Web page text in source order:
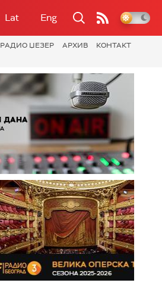
Lat Eng
РАДИО ЏЕЗЕР АРХИВ
КОНТАКТ